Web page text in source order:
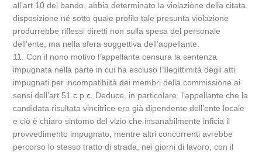
all’art 10 del bando, abbia determinato la violazione della citata
disposizione né sotto quale profilo tale presunta violazione
produrrebbe riflessi diretti non sulla spesa del personale
dell’ente, ma nella sfera soggettiva dell’appellante.
11. Con il nono motivo l’appellante censura la sentenza
impugnata nella parte in cui ha escluso l’illegittimità degli atti
impugnati per incompatibiltà dei membri della commissione ai
sensi dell’art 51 c.p.c. Deduce, in particolare, l’appellante che la
candidata risultata vincitrice era già dipendente dell’ente locale
e ciò è chiaro sintomo del vizio che insanabilmente inficia il
provvedimento impugnato, mentre altri concorrenti avrebbe
percorso lo stesso tratto di strada, nei giorni di lavoro, con il